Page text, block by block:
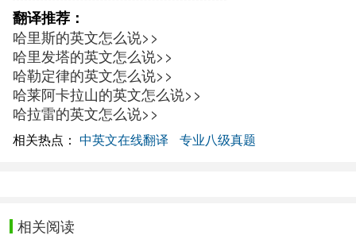
翻译推荐：
哈里斯的英文怎么说>>
哈里发塔的英文怎么说>>
哈勒定律的英文怎么说>>
哈莱阿卡拉山的英文怎么说>>
哈拉雷的英文怎么说>>
相关热点： 中英文在线翻译 专业八级真题
相关阅读